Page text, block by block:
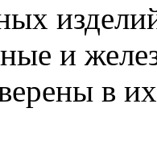
и
в их